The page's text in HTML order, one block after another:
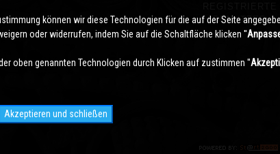
BENUTZER
können wir diese Technologien für die auf der Seite
oder widerrufen, indem Sie auf die Schaltfläche klicken ''
oben genannten Technologien durch Klicken auf zustimmen ''
Akzeptieren und schließen